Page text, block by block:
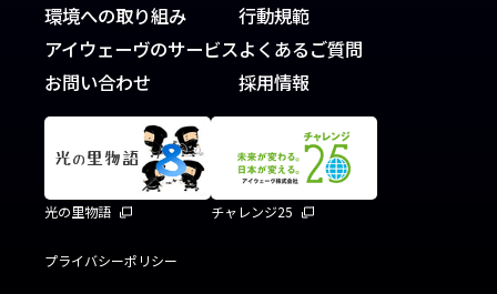
環境への取り組み
アイウェーヴのサービス
お問い合わせ
行動規範
よくあるご質問
採用情報
光の里物語 チャレンジ25
プライバシーポリシー